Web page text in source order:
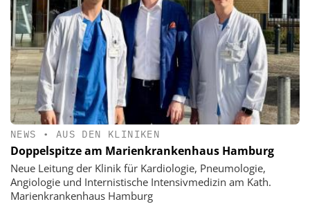
NEWS • AUS DEN KLINIKEN
Doppelspitze am Marienkrankenhaus Hamburg
Neue Leitung der Klinik für Kardiologie, Pneumologie,
Angiologie und Internistische Intensivmedizin am Kath.
Marienkrankenhaus Hamburg